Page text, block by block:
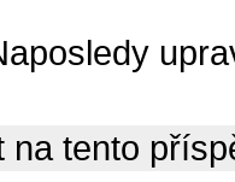
na tento